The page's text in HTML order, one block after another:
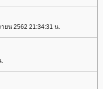
ยน 2562 21:34:31 น.
.